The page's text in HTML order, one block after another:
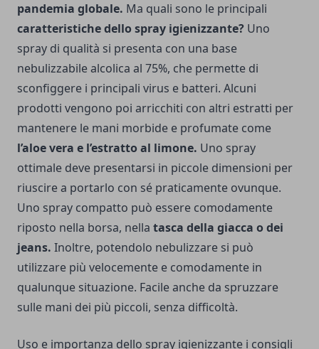
pandemia globale. Ma quali sono le principali
caratteristiche dello spray igienizzante? Uno
spray di qualità si presenta con una base
nebulizzabile alcolica al 75%, che permette di
sconfiggere i principali virus e batteri. Alcuni
prodotti vengono poi arricchiti con altri estratti per
mantenere le mani morbide e profumate come
l’aloe vera e l’estratto al limone. Uno spray
ottimale deve presentarsi in piccole dimensioni per
riuscire a portarlo con sé praticamente ovunque.
Uno spray compatto può essere comodamente
riposto nella borsa, nella tasca della giacca o dei
jeans. Inoltre, potendolo nebulizzare si può
utilizzare più velocemente e comodamente in
qualunque situazione. Facile anche da spruzzare
sulle mani dei più piccoli, senza difficoltà.
Uso e importanza dello spray igienizzante i consigli